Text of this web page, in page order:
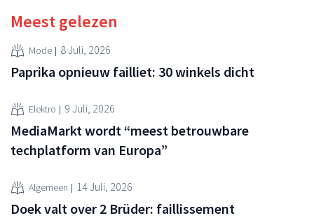
Meest gelezen
Mode 8 Juli, 2026
Paprika opnieuw failliet: 30 winkels dicht
Elektro 9 Juli, 2026
MediaMarkt wordt “meest betrouwbare
techplatform van Europa”
Algemeen 14 Juli, 2026
Doek valt over 2 Brüder: faillissement